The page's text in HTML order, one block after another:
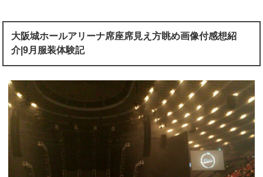
大阪城ホールアリーナ席座席見え方眺め画像付感想紹
介|9月服装体験記